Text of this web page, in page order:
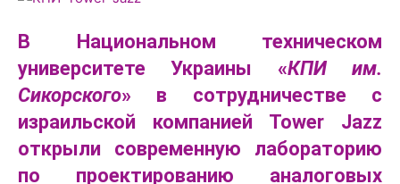
В Национальном техническом
университете Украины «КПИ им.
Сикорского» в сотрудничестве с
израильской компанией Tower Jazz
открыли современную лабораторию
по проектированию аналоговых